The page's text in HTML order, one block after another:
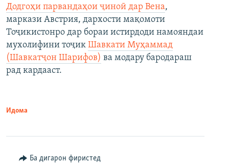
Додгоҳи парвандаҳои ҷиноӣ дар Вена,
маркази Австрия, дархости мақомоти
Тоҷикистонро дар бораи истирдоди намояндаи
мухолифини тоҷик Шавкати Муҳаммад
(Шавкатҷон Шарифов) ва модару бародараш
рад кардааст.
Идома
Ба дигарон фиристед